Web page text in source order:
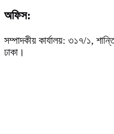
অফিস:
সম্পাদকীয় কার্যালয়: ৩১৭/১,
ঢাকা।